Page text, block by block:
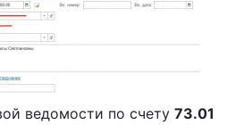
ведомости по счету 73.01